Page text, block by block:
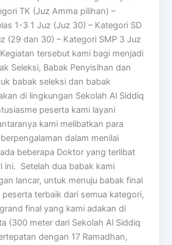
TK (Juz Amma pilihan) –
1-3 1 Juz (Juz 30) – Kategori SD
(29 dan 30) – Kategori SMP 3 Juz
tersebut kami bagi menjadi
Seleksi, Babak Penyisihan dan
babak seleksi dan babak
di lingkungan Sekolah Al Siddiq
peserta kami layani
kami melibatkan para
dalam menilai
beberapa Doktor yang terlibat
ini. Setelah dua babak kami
lancar, untuk menuju babak final
terbaik dari semua kategori,
final yang kami adakan di
(300 meter dari Sekolah Al Siddiq
dengan 17 Ramadhan,